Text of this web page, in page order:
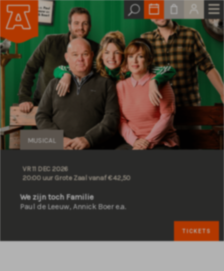
We zijn toch Familie
Paul de Leeuw, Annick Boer e.a.
MUSICAL
VR 11 DEC 2026
20:00 uur Grote Zaal vanaf € 42,50
TICKETS